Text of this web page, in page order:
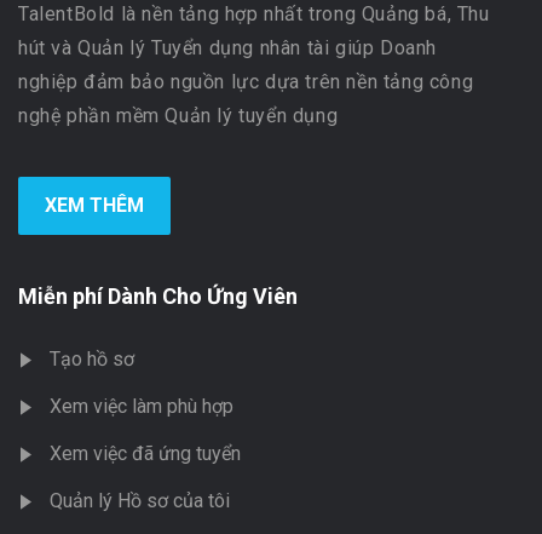
TalentBold là nền tảng hợp nhất trong Quảng bá, Thu
hút và Quản lý Tuyển dụng nhân tài giúp Doanh
nghiệp đảm bảo nguồn lực dựa trên nền tảng công
nghệ phần mềm Quản lý tuyển dụng
XEM THÊM
Miễn phí Dành Cho Ứng Viên
Tạo hồ sơ
Xem việc làm phù hợp
Xem việc đã ứng tuyển
Quản lý Hồ sơ của tôi